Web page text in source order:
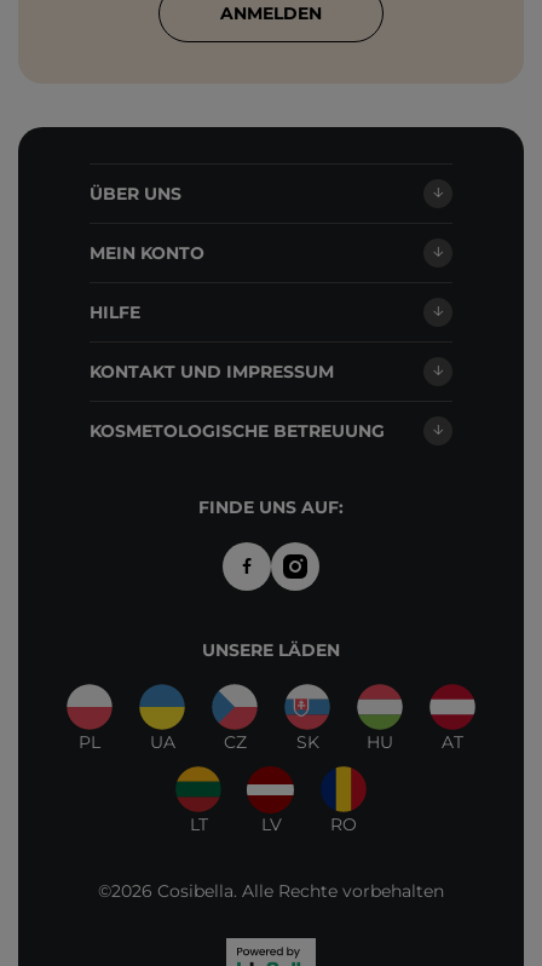
ANMELDEN
ÜBER UNS
MEIN KONTO
HILFE
KONTAKT UND IMPRESSUM
KOSMETOLOGISCHE BETREUUNG
FINDE UNS AUF:
UNSERE LÄDEN
PL UA CZ SK HU AT
LT LV RO
©2026 Cosibella. Alle Rechte vorbehalten